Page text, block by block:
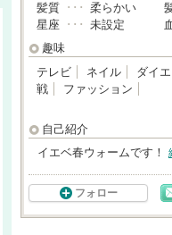
髪質 ･･･ 柔らかい
星座 ･･･ 未設定
趣味
テレビ
ネイル ダイ
戦
ファッション
自己紹介
イエベ春ウォームです！
フォロー